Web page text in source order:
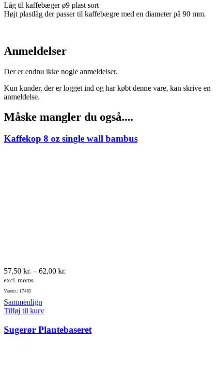
Låg til kaffebæger ø9 plast sort
Højt plastlåg der passer til kaffebægre med en diameter på 90 mm.
Anmeldelser
Der er endnu ikke nogle anmeldelser.
Kun kunder, der er logget ind og har købt denne vare, kan skrive en
anmeldelse.
Måske mangler du også....
Kaffekop 8 oz single wall bambus
57,50 kr. – 62,00 kr.
excl. moms
Varenr.: 17465
Sammenlign
Tilføj til kurv
Sugerør Plantebaseret